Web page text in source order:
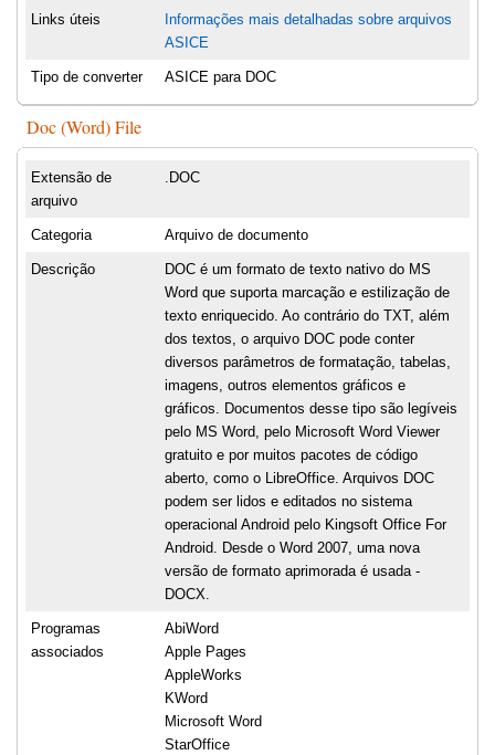
Links úteis
Informações mais detalhadas sobre arquivos
ASICE
Tipo de converter ASICE para DOC
Doc (Word) File
Extensão de
arquivo
.DOC
Categoria Arquivo de documento
Descrição
DOC é um formato de texto nativo do MS
Word que suporta marcação e estilização de
texto enriquecido. Ao contrário do TXT, além
dos textos, o arquivo DOC pode conter
diversos parâmetros de formatação, tabelas,
imagens, outros elementos gráficos e
gráficos. Documentos desse tipo são legíveis
pelo MS Word, pelo Microsoft Word Viewer
gratuito e por muitos pacotes de código
aberto, como o LibreOffice. Arquivos DOC
podem ser lidos e editados no sistema
operacional Android pelo Kingsoft Office For
Android. Desde o Word 2007, uma nova
versão de formato aprimorada é usada -
DOCX.
Programas
associados
AbiWord
Apple Pages
AppleWorks
KWord
Microsoft Word
StarOffice